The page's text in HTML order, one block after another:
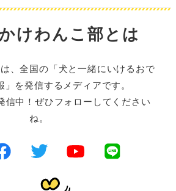
けわんこ部とは
、全国の「犬と一緒にいけるおで
」を発信するメディアです。
信中！ぜひフォローしてください
ね。